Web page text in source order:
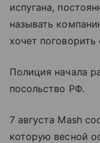
испугана,
называть
хочет
Полиция начала
посольство РФ.
7 августа Mash
которую весной